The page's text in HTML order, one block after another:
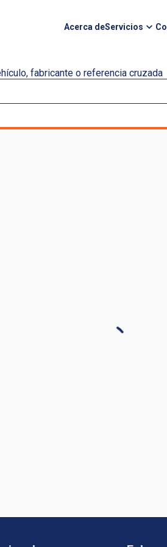
Acerca deServicios
fabricante o referencia cruzada